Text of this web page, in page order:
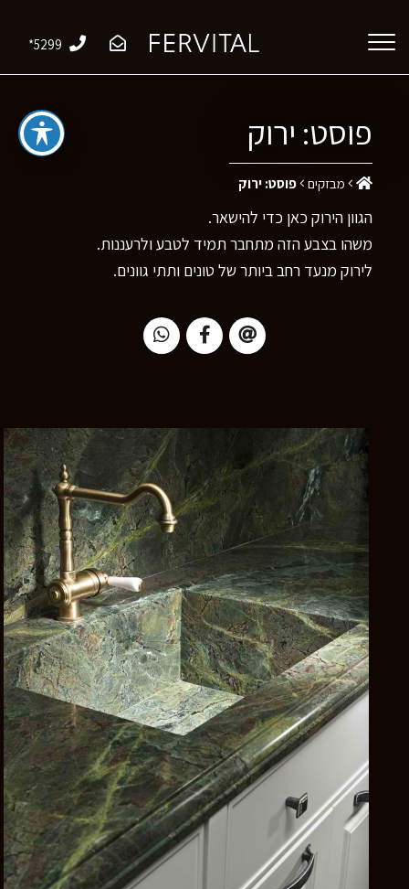
*5299
פוסט: ירוק
מבזקים פוסט: ירוק
הגוון הירוק כאן כדי להישאר.
משהו בצבע הזה מתחבר תמיד לטבע ולרעננות.
לירוק מנעד רחב ביותר של טונים ותתי גוונים.